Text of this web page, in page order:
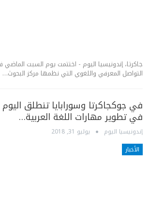
جاكرتا، إندونيسيا اليوم - اختتمت يوم السبت
التواصل المعرفي واللغوي التي نظمها مركز البحوث…
في جوكجاكرتا وسورابايا تنطلق اليوم
في تطوير مهارات اللغة العربية…
إندونيسيا اليوم يوليو 31, 2018
الأخبار